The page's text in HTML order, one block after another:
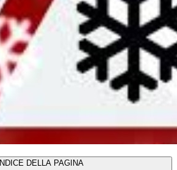
INDICE DELLA PAGINA